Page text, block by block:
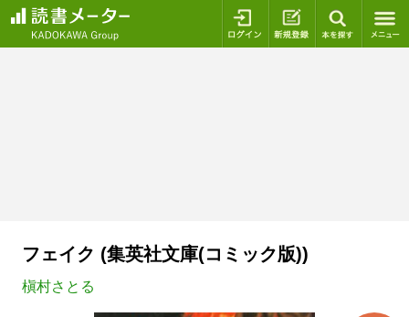
ログイン 新規登録
フェイク (集英社文庫(コミック版))
槇村さとる